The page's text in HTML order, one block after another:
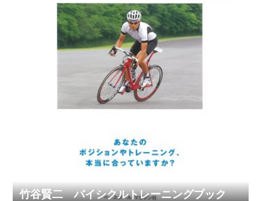
竹谷賢二 バイシクルトレーニングブック